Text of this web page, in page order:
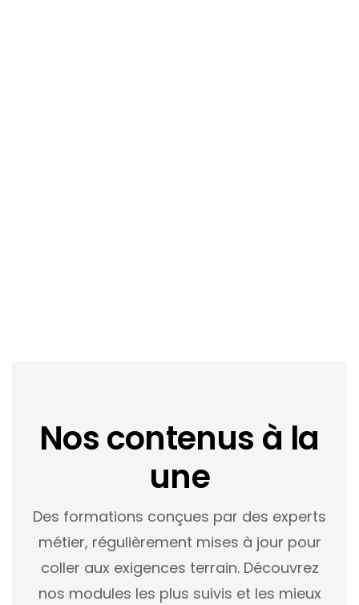
Nos contenus à la
une
Des formations conçues par des experts
métier, régulièrement mises à jour pour
coller aux exigences terrain. Découvrez
nos modules les plus suivis et les mieux